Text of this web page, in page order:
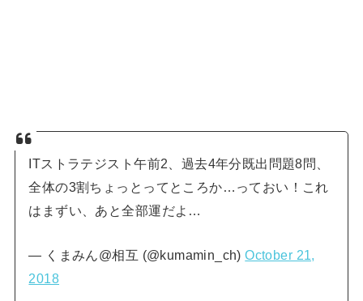
ITストラテジスト午前2、過去4年分既出問題8問、
全体の3割ちょっとってところか…っておい！これ
はまずい、あと全部運だよ…
— くまみん@相互 (@kumamin_ch)October 21,
2018